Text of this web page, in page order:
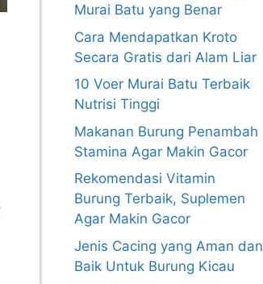
Murai Batu yang Benar
Cara Mendapatkan Kroto
Secara Gratis dari Alam Liar
10 Voer Murai Batu Terbaik
Nutrisi Tinggi
Makanan Burung Penambah
Stamina Agar Makin Gacor
Rekomendasi Vitamin
Burung Terbaik, Suplemen
Agar Makin Gacor
Jenis Cacing yang Aman dan
Baik Untuk Burung Kicau